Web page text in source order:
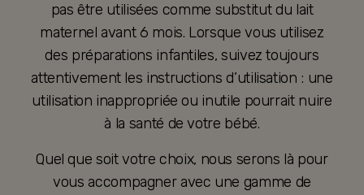
pas être utilisées comme substitut du lait
maternel avant 6 mois. Lorsque vous utilisez
des préparations infantiles, suivez toujours
attentivement les instructions d’utilisation : une
utilisation inappropriée ou inutile pourrait nuire
à la santé de votre bébé.
Quel que soit votre choix, nous serons là pour
vous accompagner avec une gamme de